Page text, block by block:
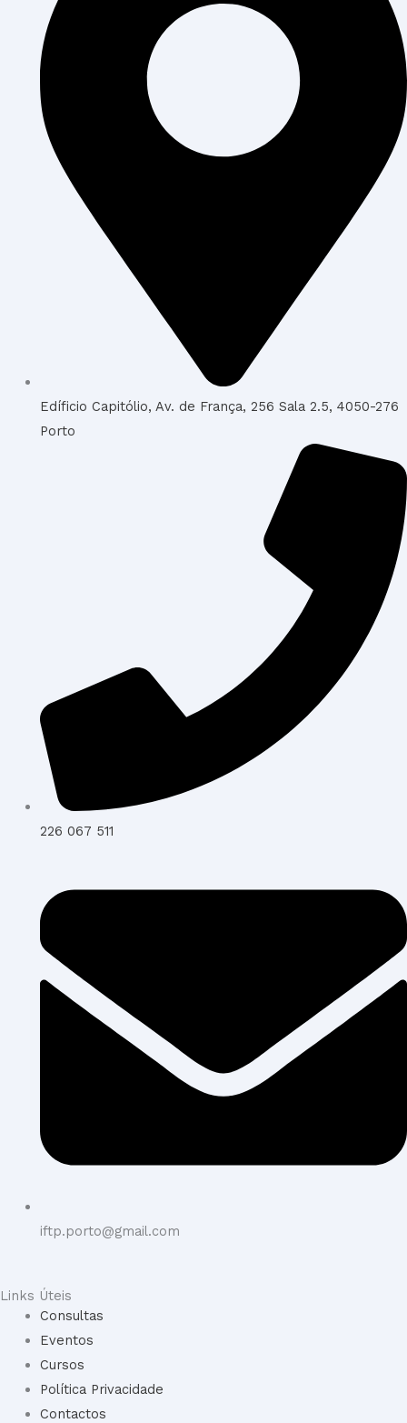
Edíficio Capitólio, Av. de França, 256 Sala 2.5, 4050-276
Porto
226 067 511
iftp.porto@gmail.com
Links Úteis
Consultas
Eventos
Cursos
Política Privacidade
Contactos